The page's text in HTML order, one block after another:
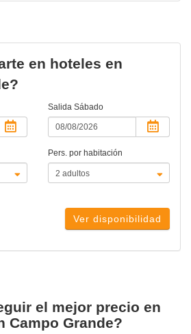
en hoteles en
Salida Sábado
Pers. por habitación
Ver disponibilidad
el mejor precio en
Campo Grande?